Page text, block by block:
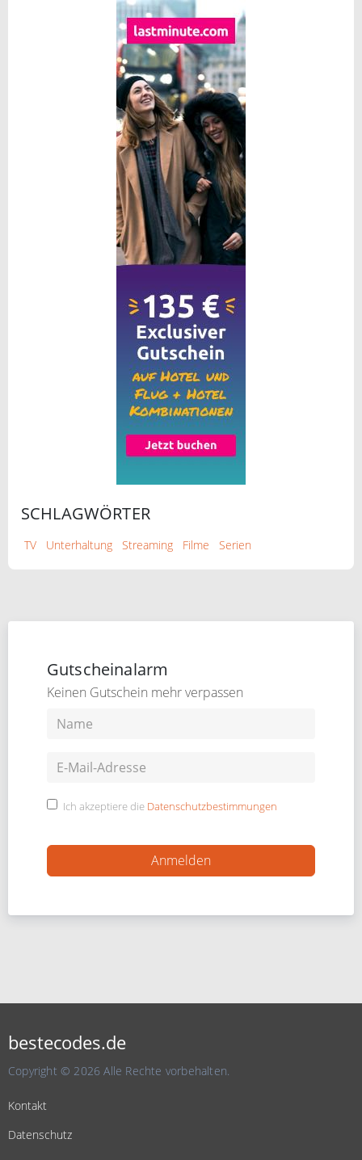
SCHLAGWÖRTER
TV Unterhaltung Streaming Filme Serien
Gutscheinalarm
Keinen Gutschein mehr verpassen
Ich akzeptiere die Datenschutzbestimmungen
bestecodes.de
Copyright © 2026 Alle Rechte vorbehalten.
Kontakt
Datenschutz